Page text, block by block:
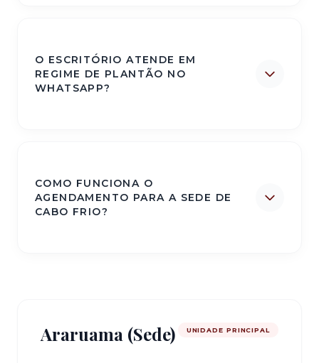
O ESCRITÓRIO ATENDE EM
REGIME DE PLANTÃO NO
WHATSAPP?
COMO FUNCIONA O
AGENDAMENTO PARA A SEDE DE
CABO FRIO?
Araruama (Sede) UNIDADE PRINCIPAL